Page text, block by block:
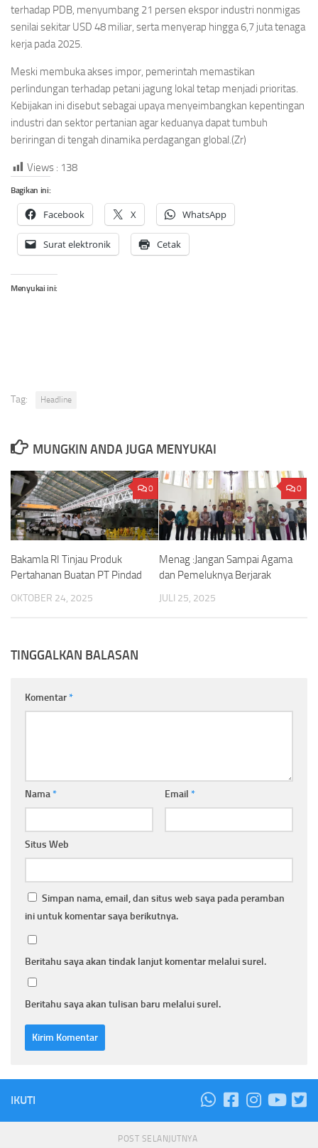
terhadap PDB, menyumbang 21 persen ekspor industri nonmigas
senilai sekitar USD 48 miliar, serta menyerap hingga 6,7 juta tenaga
kerja pada 2025.
Meski membuka akses impor, pemerintah memastikan
perlindungan terhadap petani jagung lokal tetap menjadi prioritas.
Kebijakan ini disebut sebagai upaya menyeimbangkan kepentingan
industri dan sektor pertanian agar keduanya dapat tumbuh
beriringan di tengah dinamika perdagangan global.(Zr)
Views : 138
Bagikan ini:
Facebook X WhatsApp
Surat elektronik Cetak
Menyukai ini:
Tag: Headline
MUNGKIN ANDA JUGA MENYUKAI
0
Bakamla RI Tinjau Produk
Pertahanan Buatan PT Pindad
OKTOBER 24, 2025
0
Menag :Jangan Sampai Agama
dan Pemeluknya Berjarak
JULI 25, 2025
TINGGALKAN BALASAN
Komentar*
Nama* Email *
Situs Web
Simpan nama, email, dan situs web saya pada peramban
ini untuk komentar saya berikutnya.
Beritahu saya akan tindak lanjut komentar melalui surel.
Beritahu saya akan tulisan baru melalui surel.
IKUTI
POST SELANJUTNYA